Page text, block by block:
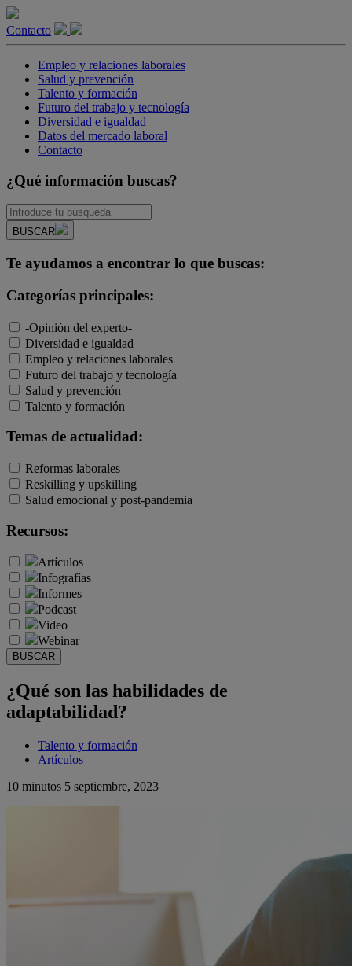
Contacto
Empleo y relaciones laborales
Salud y prevención
Talento y formación
Futuro del trabajo y tecnología
Diversidad e igualdad
Datos del mercado laboral
Contacto
¿Qué información buscas?
BUSCAR
Te ayudamos a encontrar lo que buscas:
Categorías principales:
-Opinión del experto-
Diversidad e igualdad
Empleo y relaciones laborales
Futuro del trabajo y tecnología
Salud y prevención
Talento y formación
Temas de actualidad:
Reformas laborales
Reskilling y upskilling
Salud emocional y post-pandemia
Recursos:
Artículos
Infografías
Informes
Podcast
Video
Webinar
BUSCAR
¿Qué son las habilidades de
adaptabilidad?
Talento y formación
Artículos
10 minutos 5 septiembre, 2023